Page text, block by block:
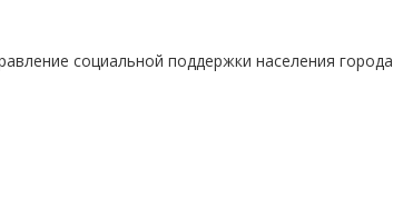
социальной поддержки населения города